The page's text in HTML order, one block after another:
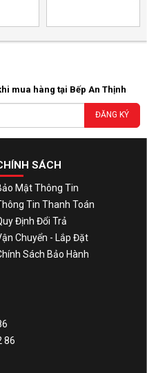
mua hàng tại Bếp An Thịnh
ĐĂNG KÝ
SÁCH
Mật Thông Tin
Tin Thanh Toán
Định Đổi Trả
Chuyển - Lắp Đặt
Sách Bảo Hành
86